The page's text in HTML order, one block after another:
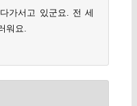
가서고 있군요. 전 세
워요.